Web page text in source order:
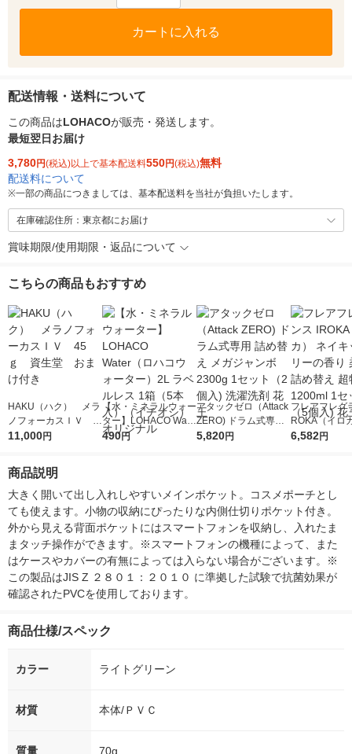
カートに入れる
配送情報・送料について
この商品はLOHACOが販売・発送します。
最短翌日お届け
3,780円(税込)以上で基本配送料550円(税込)無料
配送料について
※一部の商品につきましては、基本配送料を当社が負担いたします。
在庫確認住所：東京都にお届け
賞味期限/使用期限・返品について
こちらの商品もおすすめ
HAKU（ハク） メラ
ノフォーカスＩＶ 4
5ｇ 資生堂 おまけ
11,000円
【水・ミネラルウォー
ター】LOHACO Wate
r（ロハコウォータ
490円
アタックゼロ（Attack
ZERO) ドラム式専用
詰め替え メガジャン
5,820円
フレアフレグ
ROKA（イロ
イキッドリリ
6,582円
商品説明
大きく開いて出し入れしやすいメインポケット。コスメポーチとし
ても使えます。小物の収納にぴったりな内側仕切りポケット付き。
外から見える背面ポケットにはスマートフォンを収納し、入れたま
まタッチ操作ができます。※スマートフォンの機種によって、また
はケースやカバーの有無によっては入らない場合がございます。※
この製品はJIS Z ２８０１：２０１０ に準拠した試験で抗菌効果が
確認されたPVCを使用しております。
商品仕様/スペック
カラー ライトグリーン
材質 本体/ＰＶＣ
質量 70g